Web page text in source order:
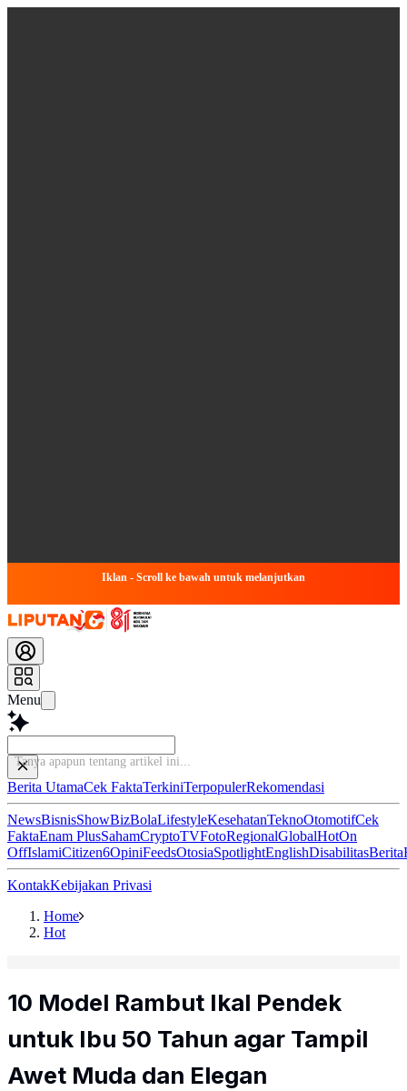
Iklan - Scroll ke bawah untuk melanjutkan
Menu
Tanya apapun
Berita UtamaCek FaktaTerkiniTerpopulerRekomendasi
NewsBisnisShowBizBolaLifestyleKesehatanTeknoOtomotifCek
FaktaEnam PlusSahamCryptoTVFotoRegionalGlobalHotOn
OffIslamiCitizen6OpiniFeedsOtosiaSpotlightEnglishDisabilitasBerita
KontakKebijakan Privasi
Home
Hot
10 Model Rambut Ikal Pendek
untuk Ibu 50 Tahun agar Tampil
Awet Muda dan Elegan